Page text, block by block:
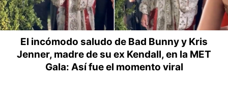
El incómodo saludo de Bad Bunny y Kris
Jenner, madre de su ex Kendall, en la MET
Gala: Así fue el momento viral